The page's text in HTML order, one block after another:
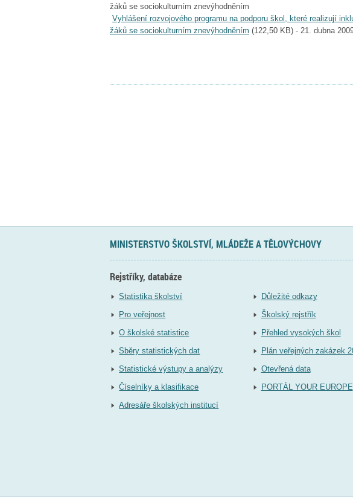
Vyhlášení rozvojového programu na podporu škol, které realizují
žáků se sociokulturním znevýhodněním (122,50 KB) - 21. dubna
MINISTERSTVO ŠKOLSTVÍ, MLÁDEŽE A TĚLOVÝCHOVY
Rejstříky, databáze
Statistika školství
Pro veřejnost
O školské statistice
Sběry statistických dat
Statistické výstupy a analýzy
Číselníky a klasifikace
Adresáře školských institucí
Důležité odkazy
Školský rejstřík
Přehled vysokých škol
Plán veřejných zakázek
Otevřená data
PORTÁL YOUR EUROPE